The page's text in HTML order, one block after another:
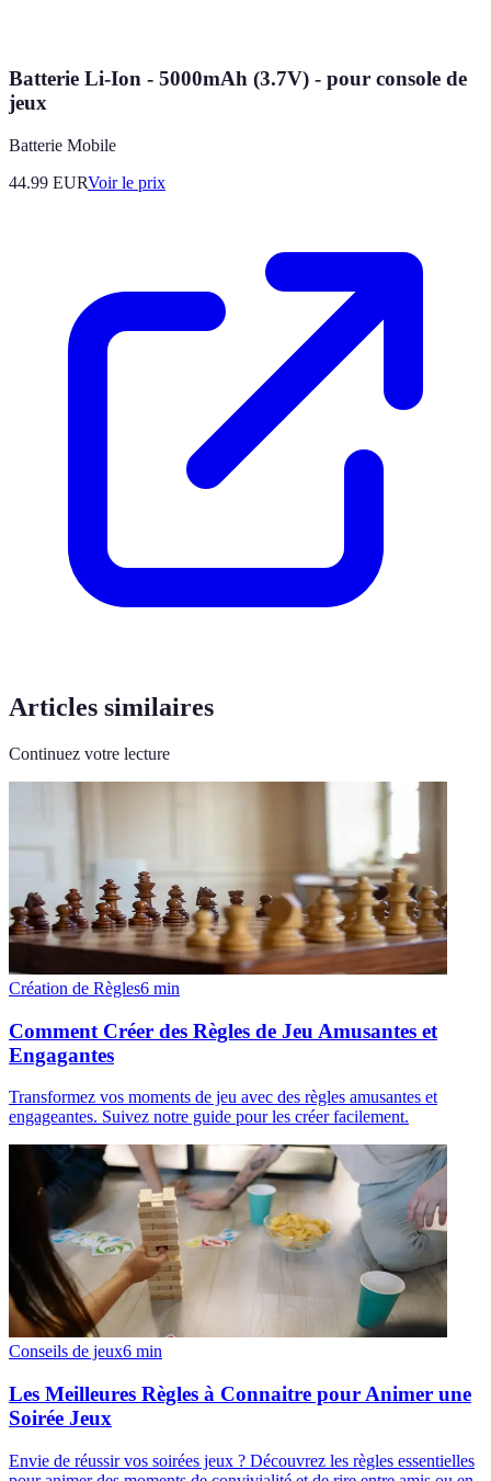
Batterie Li-Ion - 5000mAh (3.7V) - pour console de
jeux
Batterie Mobile
44.99 EURVoir le prix
Articles similaires
Continuez votre lecture
Création de Règles6 min
Comment Créer des Règles de Jeu Amusantes et
Engagantes
Transformez vos moments de jeu avec des règles amusantes et
engageantes. Suivez notre guide pour les créer facilement.
Conseils de jeux6 min
Les Meilleures Règles à Connaitre pour Animer une
Soirée Jeux
Envie de réussir vos soirées jeux ? Découvrez les règles essentielles